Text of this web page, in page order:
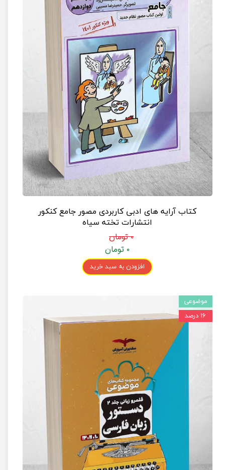
کتاب آرایه های ادبی کاربردی مصور جامع کنکور
انتشارات تخته سیاه
۰ تومان
۰ تومان
افزودن به سبد خرید
موضوعی
۱۶ درصد